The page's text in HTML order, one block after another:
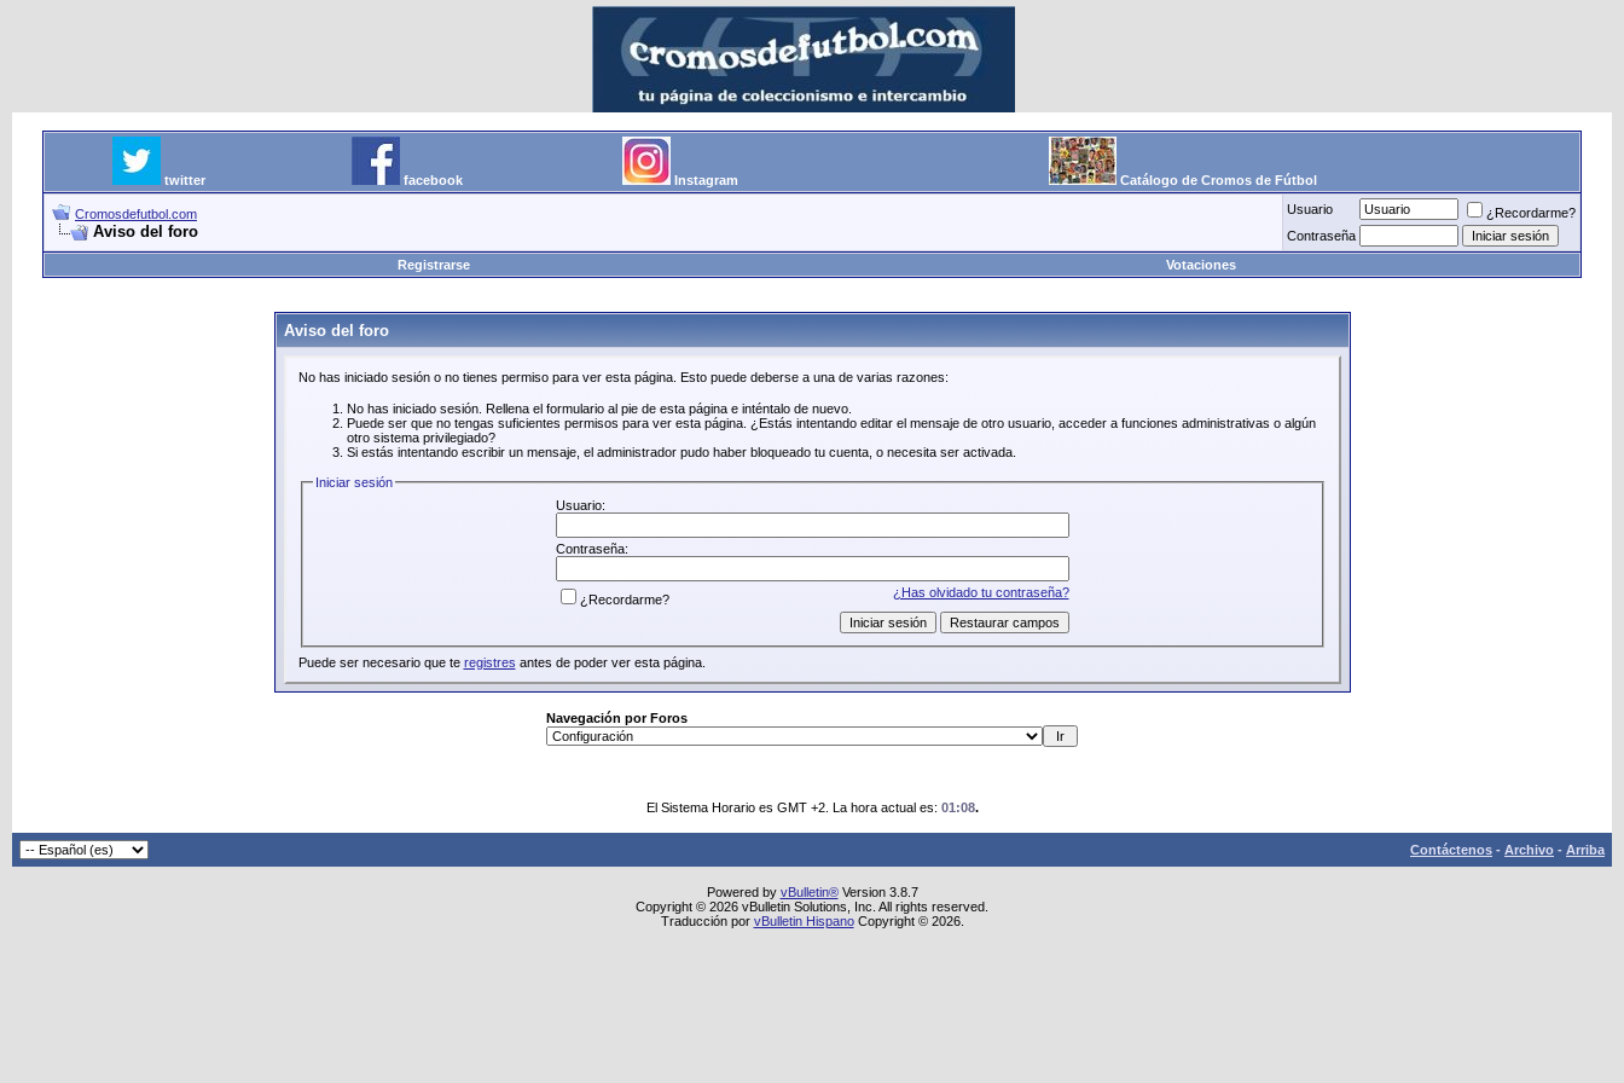
twitter facebook Instagram Catálogo de Cromos de Fútbol
Cromosdefutbol.com
Aviso del foro
Usuario
¿Recordarme?
Contraseña
Registrarse
Votaciones
Aviso del foro
No has iniciado sesión o no tienes permiso para ver esta página. Esto puede deberse a una de varias razones:
No has iniciado sesión. Rellena el formulario al pie de esta página e inténtalo de nuevo.
Puede ser que no tengas suficientes permisos para ver esta página. ¿Estás intentando editar el mensaje de otro usuario, acceder a funciones administrativas o algún
otro sistema privilegiado?
Si estás intentando escribir un mensaje, el administrador pudo haber bloqueado tu cuenta, o necesita ser activada.
Iniciar sesión
Usuario:
Contraseña:
¿Has olvidado tu contraseña?
¿Recordarme?
Puede ser necesario que te registres antes de poder ver esta página.
Navegación por Foros
El Sistema Horario es GMT +2. La hora actual es: 01:08.
Contáctenos - Archivo - Arriba
Powered by vBulletin®Version 3.8.7
Copyright © 2026 vBulletin Solutions, Inc. All rights reserved.
Traducción por vBulletin HispanoCopyright © 2026.